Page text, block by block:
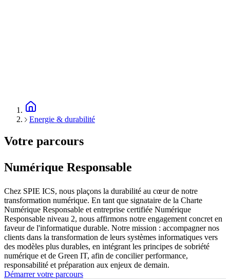
Energie & durabilité
Votre parcours
Numérique Responsable
Chez SPIE ICS, nous plaçons la durabilité au cœur de notre
transformation numérique. En tant que signataire de la Charte
Numérique Responsable et entreprise certifiée Numérique
Responsable niveau 2, nous affirmons notre engagement concret en
faveur de l'informatique durable. Notre mission : accompagner nos
clients dans la transformation de leurs systèmes informatiques vers
des modèles plus durables, en intégrant les principes de sobriété
numérique et de Green IT, afin de concilier performance,
responsabilité et préparation aux enjeux de demain.
Démarrer votre parcours